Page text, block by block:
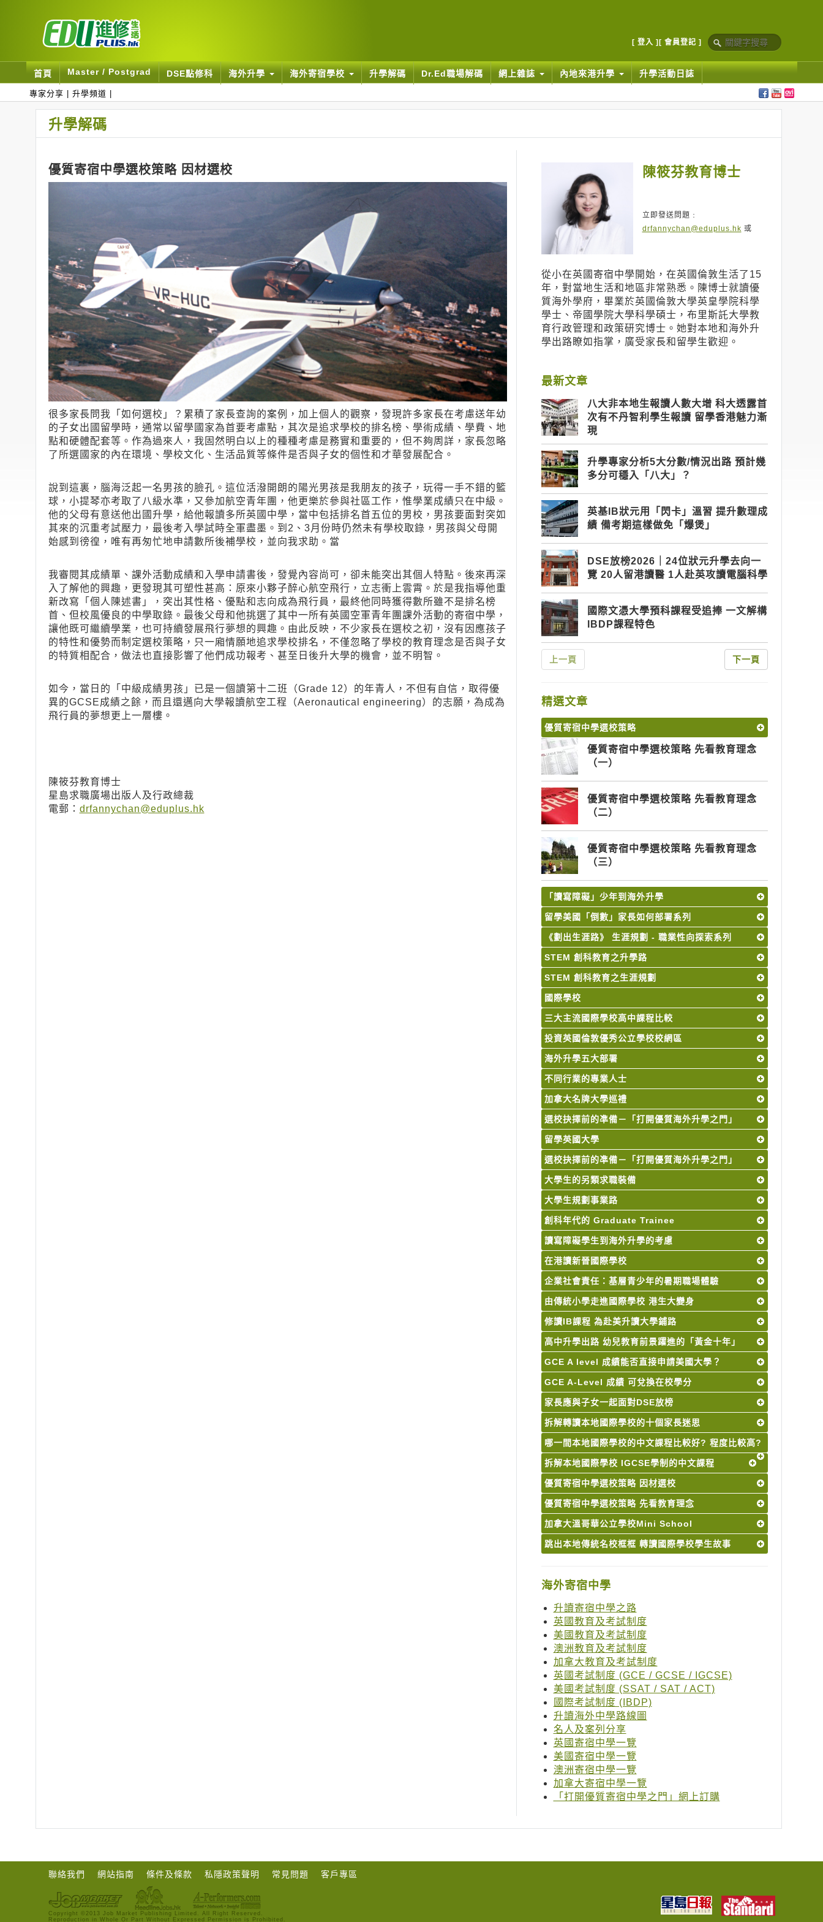
[ 登入 ] [ 會員登記 ]
首頁 Master / Postgrad DSE點修科 海外升學 海外寄宿學校 升學解碼 Dr.Ed職場解碼 網上雜誌 內地來港升學 升學活動日誌
專家分享 升學頻道
升學解碼
優質寄宿中學選校策略 因材選校
很多家長問我「如何選校」？累積了家長查詢的案例，加上個人的觀察，發現許多家長在考慮送年幼
的子女出國留學時，通常以留學國家為首要考慮點，其次是追求學校的排名榜、學術成績、學費、地
點和硬體配套等。作為過來人，我固然明白以上的種種考慮是務實和重要的，但不夠周詳，家長忽略
了所選國家的內在環境、學校文化、生活品質等條件是否與子女的個性和才華發展配合。
說到這裏，腦海泛起一名男孩的臉孔。這位活潑開朗的陽光男孩是我朋友的孩子，玩得一手不錯的籃
球，小提琴亦考取了八級水準，又參加航空青年團，他更樂於參與社區工作，惟學業成績只在中級。
他的父母有意送他出國升學，給他報讀多所英國中學，當中包括排名首五位的男校，男孩要面對突如
其來的沉重考試壓力，最後考入學試時全軍盡墨。到2、3月份時仍然未有學校取錄，男孩與父母開
始感到徬徨，唯有再匆忙地申請數所後補學校，並向我求助。當
我審閱其成績單、課外活動成績和入學申請書後，發覺內容尚可，卻未能突出其個人特點。後來再深
入了解他的興趣，更發現其可塑性甚高：原來小夥子醉心航空飛行，立志衝上雲霄。於是我指導他重
新改寫「個人陳述書」，突出其性格、優點和志向成為飛行員，最終他同時獲得數所雖不是排名榜
首、但校風優良的中學取錄。最後父母和他挑選了其中一所有英國空軍青年團課外活動的寄宿中學，
讓他既可繼續學業，也可持續發展飛行夢想的興趣。由此反映，不少家長在選校之初，沒有因應孩子
的特性和優勢而制定選校策略，只一廂情願地追求學校排名，不僅忽略了學校的教育理念是否與子女
的特質相配合，做法也直接影響了他們成功報考、甚至日後升大學的機會，並不明智。
如今，當日的「中級成績男孩」已是一個讀第十二班（Grade 12）的年青人，不但有自信，取得優
異的GCSE成績之餘，而且還邁向大學報讀航空工程（Aeronautical engineering）的志願，為成為
飛行員的夢想更上一層樓。
陳筱芬教育博士
星島求職廣場出版人及行政總裁
電郵： drfannychan@eduplus.hk
陳筱芬教育博士
立即發送問題﹕
drfannychan@eduplus.hk 或
從小在英國寄宿中學開始，在英國倫敦生活了15
年，對當地生活和地區非常熟悉。陳博士就讀優
質海外學府，畢業於英國倫敦大學英皇學院科學
學士、帝國學院大學科學碩士，布里斯託大學教
育行政管理和政策研究博士。她對本地和海外升
學出路瞭如指掌，廣受家長和留學生歡迎。
最新文章
八大非本地生報讀人數大增 科大透露首
次有不丹智利學生報讀 留學香港魅力漸
現
升學專家分析5大分數/情況出路 預計幾
多分可穩入「八大」？
英基IB狀元用「閃卡」溫習 提升數理成
績 備考期這樣做免「爆煲」
DSE放榜2026｜24位狀元升學去向一
覽 20人留港讀醫 1人赴英攻讀電腦科學
國際文憑大學預科課程受追捧 一文解構
IBDP課程特色
上一頁 下一頁
精選文章
優質寄宿中學選校策略
優質寄宿中學選校策略 先看教育理念
（一）
優質寄宿中學選校策略 先看教育理念
（二）
優質寄宿中學選校策略 先看教育理念
（三）
「讀寫障礙」少年到海外升學
留學美國「倒數」家長如何部署系列
《劃出生涯路》 生涯規劃 - 職業性向探索系列
STEM 創科教育之升學路
STEM 創科教育之生涯規劃
國際學校
三大主流國際學校高中課程比較
投資英國倫敦優秀公立學校校網區
海外升學五大部署
不同行業的專業人士
加拿大名牌大學巡禮
選校抉擇前的凖備－「打開優質海外升學之門」
留學英國大學
選校抉擇前的凖備－「打開優質海外升學之門」
大學生的另類求職裝備
大學生規劃事業路
創科年代的 Graduate Trainee
讀寫障礙學生到海外升學的考慮
在港讀新晉國際學校
企業社會責任：基層青少年的暑期職場體驗
由傳統小學走進國際學校 港生大變身
修讀IB課程 為赴美升讀大學鋪路
高中升學出路 幼兒教育前景躍進的「黃金十年」
GCE A level 成績能否直接申請美國大學？
GCE A-Level 成績 可兌換在校學分
家長應與子女一起面對DSE放榜
拆解轉讀本地國際學校的十個家長迷思
哪一間本地國際學校的中文課程比較好? 程度比較高?
拆解本地國際學校 IGCSE學制的中文課程
優質寄宿中學選校策略 因材選校
優質寄宿中學選校策略 先看教育理念
加拿大溫哥華公立學校Mini School
跳出本地傳統名校框框 轉讀國際學校學生故事
海外寄宿中學
升讀寄宿中學之路
英國教育及考試制度
美國教育及考試制度
澳洲教育及考試制度
加拿大教育及考試制度
英國考試制度 (GCE / GCSE / IGCSE)
美國考試制度 (SSAT / SAT / ACT)
國際考試制度 (IBDP)
升讀海外中學路線圖
名人及案列分享
英國寄宿中學一覽
美國寄宿中學一覽
澳洲寄宿中學一覽
加拿大寄宿中學一覽
「打開優質寄宿中學之門」網上訂購
聯絡我們 網站指南 條件及條款 私隱政策聲明 常見問題 客戶專區
Copyright ©2013 Job Market Publishing Limited. All Right Reserved.
Reproduction in Whole Or Part Without Expressed Permission is Prohibited.